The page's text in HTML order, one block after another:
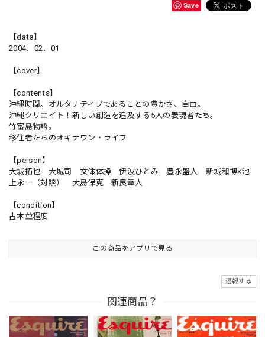
Save
【date】
2004．02．01
【cover】
【contents】
沖縄時間。オルタナティブであることの豊かさ、自由。
沖縄クリエイト！新しい創造を追及する5人の表現者たち。
竹富島物語。
移住者たちのオキナワン・ライフ
【person】
大城拓也 大城司 女体体操 伊波ひとみ 豊永盛人 新城和博×池
上永一（対談） 大島保克 新良幸人
【condition】
古本並程度
この商品をアプリで見る
通報する
関連商品？